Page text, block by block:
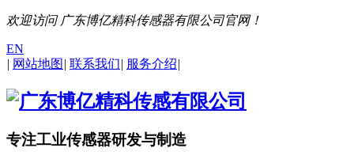
欢迎访问 广东博亿精科传感器有限公司官网！
EN
| 网站地图 | 联系我们| 服务介绍|
专注工业传感器研发与制造